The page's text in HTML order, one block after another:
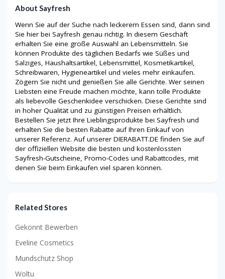
About Sayfresh
Wenn Sie auf der Suche nach leckerem Essen sind, dann sind
Sie hier bei Sayfresh genau richtig. In diesem Geschäft
erhalten Sie eine große Auswahl an Lebensmitteln. Sie
können Produkte des täglichen Bedarfs wie Süßes und
Salziges, Haushaltsartikel, Lebensmittel, Kosmetikartikel,
Schreibwaren, Hygieneartikel und vieles mehr einkaufen.
Zögern Sie nicht und genießen Sie alle Gerichte. Wer seinen
Liebsten eine Freude machen möchte, kann tolle Produkte
als liebevolle Geschenkidee verschicken. Diese Gerichte sind
in hoher Qualität und zu günstigen Preisen erhältlich.
Bestellen Sie jetzt Ihre Lieblingsprodukte bei Sayfresh und
erhalten Sie die besten Rabatte auf Ihren Einkauf von
unserer Referenz. Auf unserer DIERABATT.DE finden Sie auf
der offiziellen Website die besten und kostenlossten
Sayfresh-Gutscheine, Promo-Codes und Rabattcodes, mit
denen Sie beim Einkaufen viel sparen können.
Related Stores
Gekonnt Bewerben
Eveline Cosmetics
Mundschutz Shop
Woltu